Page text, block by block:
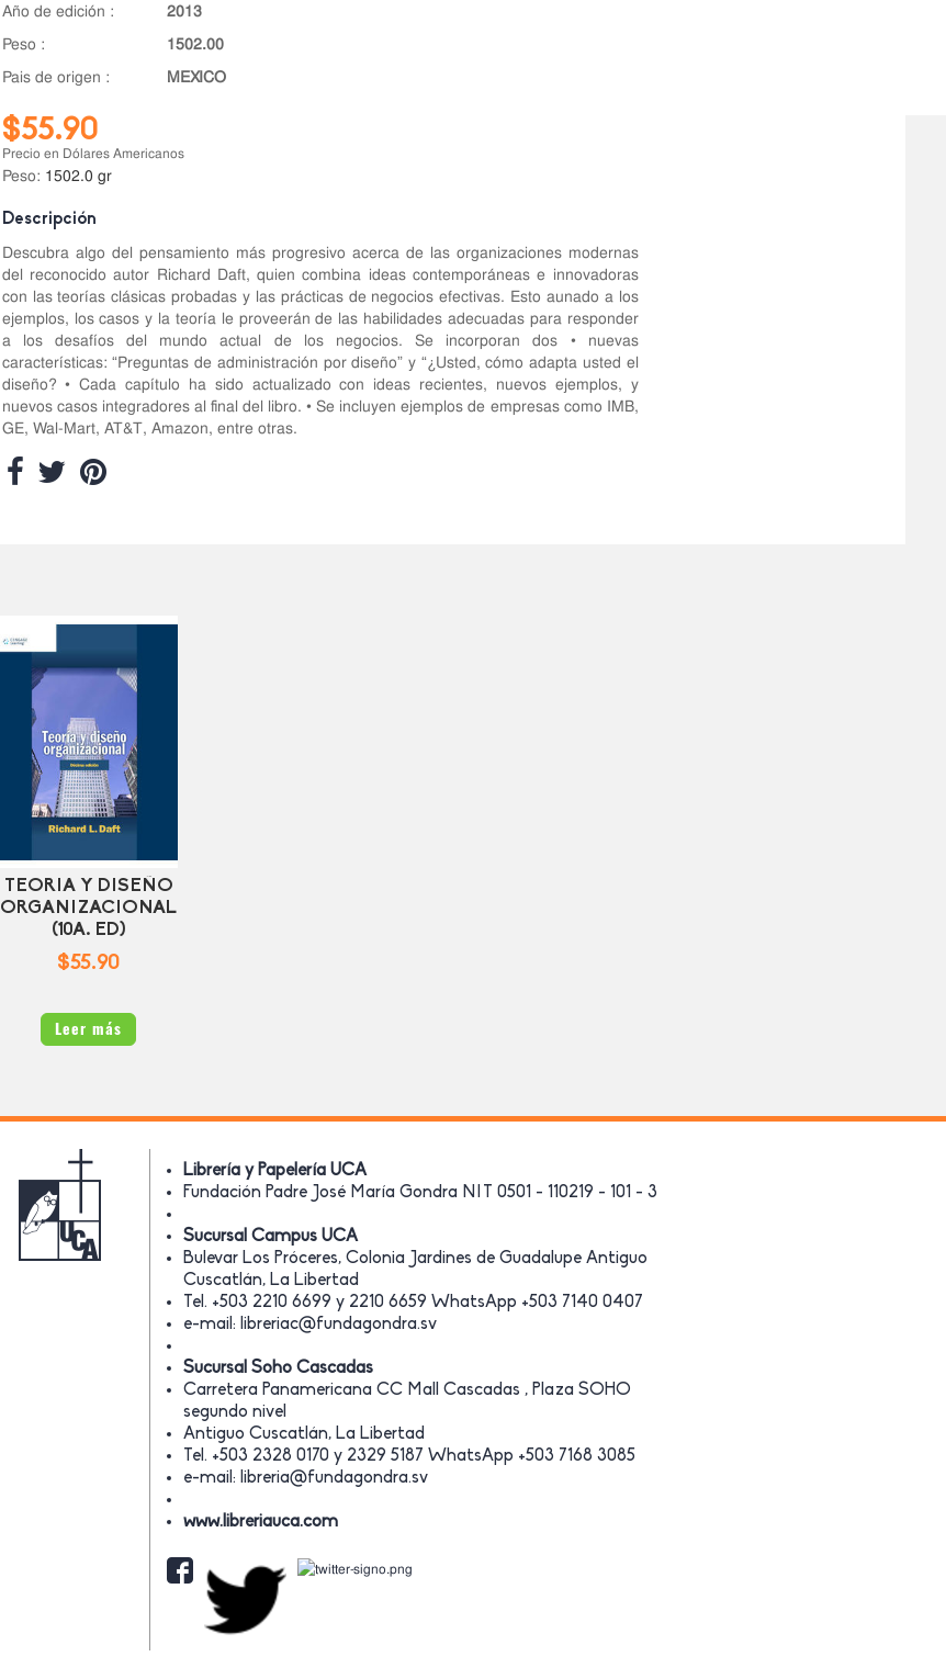
año de edición :
2013
peso :
1502.00
pais de origen :
MEXICO
$55.90
Precio en Dólares Americanos
Peso: 1502.0 gr
Descripción
Descubra algo del pensamiento más progresivo acerca de las organizaciones modernas
del reconocido autor Richard Daft, quien combina ideas contemporáneas e innovadoras
con las teorías clásicas probadas y las prácticas de negocios efectivas. Esto aunado a los
ejemplos, los casos y la teoría le proveerán de las habilidades adecuadas para responder
a los desafíos del mundo actual de los negocios. Se incorporan dos • nuevas
características: “Preguntas de administración por diseño” y “¿Usted, cómo adapta usted el
diseño? • Cada capítulo ha sido actualizado con ideas recientes, nuevos ejemplos, y
nuevos casos integradores al final del libro. • Se incluyen ejemplos de empresas como IMB,
GE, Wal-Mart, AT&T, Amazon, entre otras.
TEORIA Y DISEÑO
ORGANIZACIONAL
(10A. ED)
$55.90
Leer más
Librería y Papelería UCA
Fundación Padre José María Gondra NIT 0501 - 110219 - 101 - 3
Sucursal Campus UCA
Bulevar Los Próceres, Colonia Jardines de Guadalupe Antiguo
Cuscatlán, La Libertad
Tel. +503 2210 6699 y 2210 6659 WhatsApp +503 7140 0407
e-mail: libreriac@fundagondra.sv
Sucursal Soho Cascadas
Carretera Panamericana CC Mall Cascadas , Plaza SOHO
segundo nivel
Antiguo Cuscatlán, La Libertad
Tel. +503 2328 0170 y 2329 5187 WhatsApp +503 7168 3085
e-mail: libreria@fundagondra.sv
www.libreriauca.com